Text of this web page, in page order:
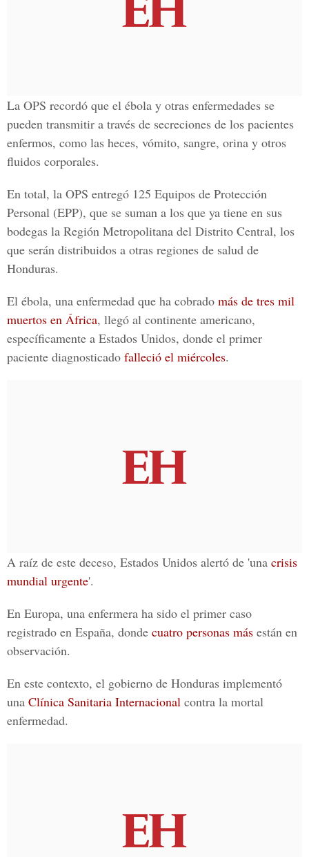
La OPS recordó que el ébola y otras enfermedades se
pueden transmitir a través de secreciones de los pacientes
enfermos, como las heces, vómito, sangre, orina y otros
fluidos corporales.
En total, la OPS entregó 125 Equipos de Protección
Personal (EPP), que se suman a los que ya tiene en sus
bodegas la Región Metropolitana del Distrito Central, los
que serán distribuidos a otras regiones de salud de
Honduras.
El ébola, una enfermedad que ha cobrado más de tres mil
muertos en África, llegó al continente americano,
específicamente a Estados Unidos, donde el primer
paciente diagnosticado falleció el miércoles.
A raíz de este deceso, Estados Unidos alertó de 'una crisis
mundial urgente'.
En Europa, una enfermera ha sido el primer caso
registrado en España, donde cuatro personas más están en
observación.
En este contexto, el gobierno de Honduras implementó
una Clínica Sanitaria Internacional contra la mortal
enfermedad.